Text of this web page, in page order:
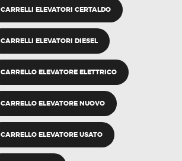
CARRELLI ELEVATORI CERTALDO
CARRELLI ELEVATORI DIESEL
CARRELLO ELEVATORE ELETTRICO
CARRELLO ELEVATORE NUOVO
CARRELLO ELEVATORE USATO